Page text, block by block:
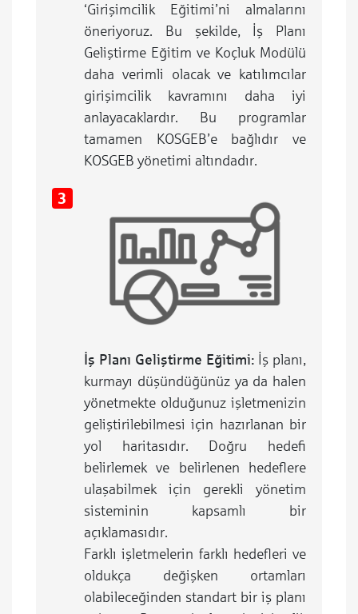
‘Girişimcilik Eğitimi’ni almalarını
öneriyoruz. Bu şekilde, İş Planı
Geliştirme Eğitim ve Koçluk Modülü
daha verimli olacak ve katılımcılar
girişimcilik kavramını daha iyi
anlayacaklardır. Bu programlar
tamamen KOSGEB’e bağlıdır ve
KOSGEB yönetimi altındadır.
İş Planı Geliştirme Eğitimi: İş planı,
kurmayı düşündüğünüz ya da halen
yönetmekte olduğunuz işletmenizin
geliştirilebilmesi için hazırlanan bir
yol haritasıdır. Doğru hedefi
belirlemek ve belirlenen hedeflere
ulaşabilmek için gerekli yönetim
sisteminin kapsamlı bir
açıklamasıdır.
Farklı işletmelerin farklı hedefleri ve
oldukça değişken ortamları
olabileceğinden standart bir iş planı